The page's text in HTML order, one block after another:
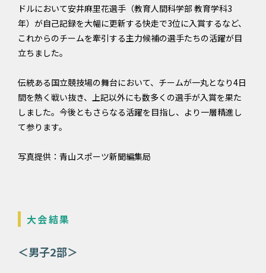
ドルにおいて安井麻里花選手（教育人間科学部 教育学科3
年）が自己記録を大幅に更新する快走で3位に入賞するなど、
これからのチームを牽引する主力候補の選手たちの活躍が目
立ちました。
伝統ある国立競技場の舞台において、チームが一丸となり4日
間を熱く戦い抜き、上記以外にも数多くの選手が入賞を果た
しました。今後ともさらなる活躍を目指し、より一層精進し
て参ります。
写真提供：青山スポーツ新聞編集局
大会結果
＜男子2部＞